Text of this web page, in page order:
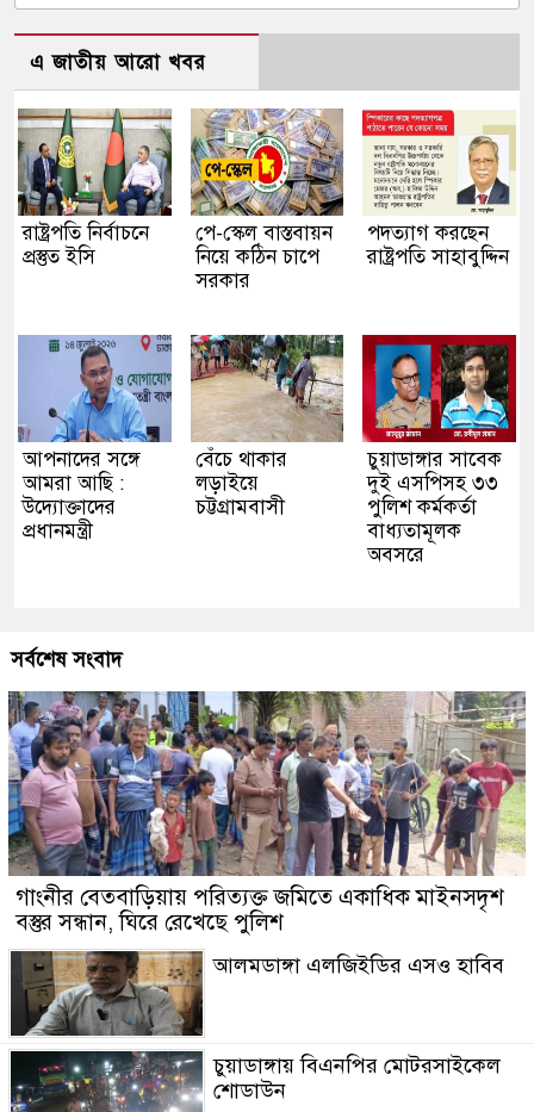
এ জাতীয় আরো খবর
রাষ্ট্রপতি নির্বাচনে
প্রস্তুত ইসি
পে-স্কেল বাস্তবায়ন
নিয়ে কঠিন চাপে
সরকার
পদত্যাগ করছেন
রাষ্ট্রপতি সাহাবুদ্দিন
আপনাদের সঙ্গে
আমরা আছি :
উদ্যোক্তাদের
প্রধানমন্ত্রী
বেঁচে থাকার
লড়াইয়ে
চট্টগ্রামবাসী
চুয়াডাঙ্গার সাবেক
দুই এসপিসহ ৩৩
পুলিশ কর্মকর্তা
বাধ্যতামূলক
অবসরে
সর্বশেষ সংবাদ
গাংনীর বেতবাড়িয়ায় পরিত্যক্ত জমিতে একাধিক মাইনসদৃশ
বস্তুর সন্ধান, ঘিরে রেখেছে পুলিশ
আলমডাঙ্গা এলজিইডির এসও হাবিব
চুয়াডাঙ্গায় বিএনপির মোটরসাইকেল
শোডাউন